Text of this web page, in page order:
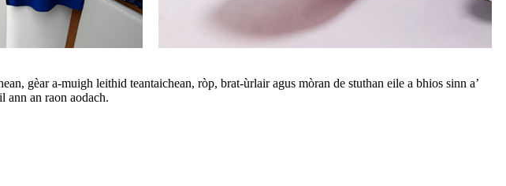
gèar a-muigh leithid teantaichean, ròp, brat-ùrlair agus mòran de stuthan eile a bhios sinn a’
ann an raon aodach.